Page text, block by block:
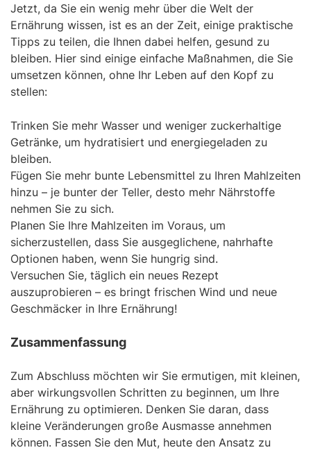
Jetzt, da Sie ein wenig mehr über die Welt der
Ernährung wissen, ist es an der Zeit, einige praktische
Tipps zu teilen, die Ihnen dabei helfen, gesund zu
bleiben. Hier sind einige einfache Maßnahmen, die Sie
umsetzen können, ohne Ihr Leben auf den Kopf zu
stellen:
Trinken Sie mehr Wasser und weniger zuckerhaltige
Getränke, um hydratisiert und energiegeladen zu
bleiben.
Fügen Sie mehr bunte Lebensmittel zu Ihren Mahlzeiten
hinzu – je bunter der Teller, desto mehr Nährstoffe
nehmen Sie zu sich.
Planen Sie Ihre Mahlzeiten im Voraus, um
sicherzustellen, dass Sie ausgeglichene, nahrhafte
Optionen haben, wenn Sie hungrig sind.
Versuchen Sie, täglich ein neues Rezept
auszuprobieren – es bringt frischen Wind und neue
Geschmäcker in Ihre Ernährung!
Zusammenfassung
Zum Abschluss möchten wir Sie ermutigen, mit kleinen,
aber wirkungsvollen Schritten zu beginnen, um Ihre
Ernährung zu optimieren. Denken Sie daran, dass
kleine Veränderungen große Ausmasse annehmen
können. Fassen Sie den Mut, heute den Ansatz zu